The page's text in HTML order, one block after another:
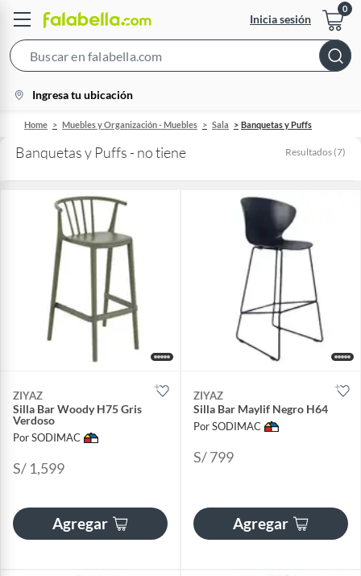
Inicia sesión
Bar
location-
icon
Ingresa tu ubicación
Home Muebles y Organización - Muebles Sala Banquetas y Puffs
Banquetas y Puffs - no tiene Resultados (7)
ZIYAZ
Silla Bar Woody H75 Gris
Verdoso
Por SODIMAC
S/ 1,599
Agregar
ZIYAZ
Silla Bar Maylif Negro H64
Por SODIMAC
S/ 799
Agregar